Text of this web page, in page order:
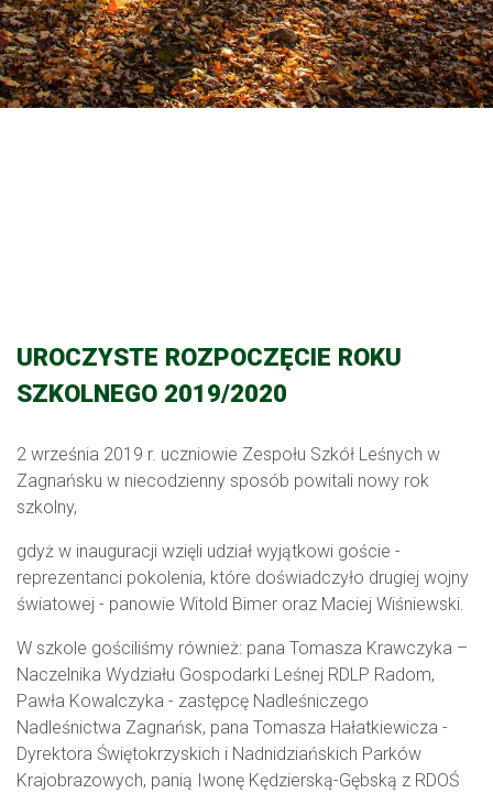
UROCZYSTE ROZPOCZĘCIE ROKU
SZKOLNEGO 2019/2020
2 września 2019 r. uczniowie Zespołu Szkół Leśnych w
Zagnańsku w niecodzienny sposób powitali nowy rok
szkolny,
gdyż w inauguracji wzięli udział wyjątkowi goście -
reprezentanci pokolenia, które doświadczyło drugiej wojny
światowej - panowie Witold Bimer oraz Maciej Wiśniewski.
W szkole gościliśmy również: pana Tomasza Krawczyka –
Naczelnika Wydziału Gospodarki Leśnej RDLP Radom,
Pawła Kowalczyka - zastępcę Nadleśniczego
Nadleśnictwa Zagnańsk, pana Tomasza Hałatkiewicza -
Dyrektora Świętokrzyskich i Nadnidziańskich Parków
Krajobrazowych, panią Iwonę Kędzierską-Gębską z RDOŚ